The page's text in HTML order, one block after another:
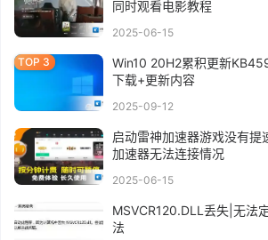
同时观看电影教程
2025-06-15
Win10 20H2累积更新
下载+更新内容
2025-09-12
启动雷神加速器游戏没有提
加速器无法连接情况
2025-06-15
MSVCR120.DLL丢失|无法
法